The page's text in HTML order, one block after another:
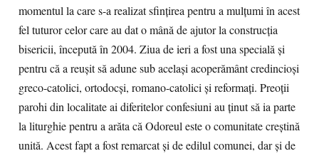
momentul la care s-a realizat sfinţirea pentru a mulţumi în acest
fel tuturor celor care au dat o mână de ajutor la construcţia
bisericii, începută în 2004. Ziua de ieri a fost una specială şi
pentru că a reuşit să adune sub acelaşi acoperământ credincioşi
greco-catolici, ortodocşi, romano-catolici şi reformaţi. Preoţii
parohi din localitate ai diferitelor confesiuni au ţinut să ia parte
la liturghie pentru a arăta că Odoreul este o comunitate creştină
unită. Acest fapt a fost remarcat şi de edilul comunei, dar şi de